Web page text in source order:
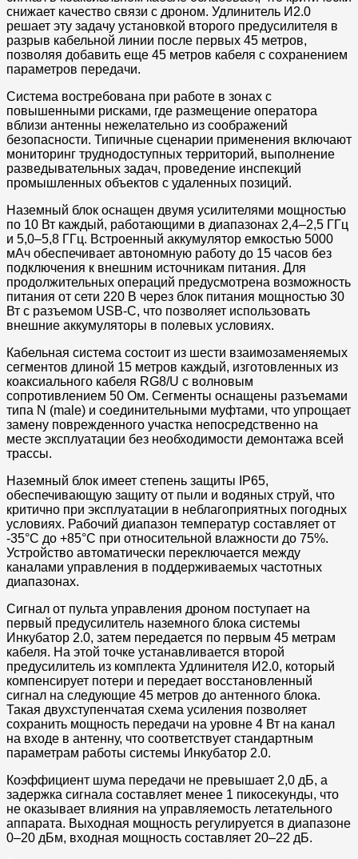
снижает качество связи с дроном. Удлинитель И2.0
решает эту задачу установкой второго предусилителя в
разрыв кабельной линии после первых 45 метров,
позволяя добавить еще 45 метров кабеля с сохранением
параметров передачи.
Система востребована при работе в зонах с
повышенными рисками, где размещение оператора
вблизи антенны нежелательно из соображений
безопасности. Типичные сценарии применения включают
мониторинг труднодоступных территорий, выполнение
разведывательных задач, проведение инспекций
промышленных объектов с удаленных позиций.
Наземный блок оснащен двумя усилителями мощностью
по 10 Вт каждый, работающими в диапазонах 2,4–2,5 ГГц
и 5,0–5,8 ГГц. Встроенный аккумулятор емкостью 5000
мАч обеспечивает автономную работу до 15 часов без
подключения к внешним источникам питания. Для
продолжительных операций предусмотрена возможность
питания от сети 220 В через блок питания мощностью 30
Вт с разъемом USB-C, что позволяет использовать
внешние аккумуляторы в полевых условиях.
Кабельная система состоит из шести взаимозаменяемых
сегментов длиной 15 метров каждый, изготовленных из
коаксиального кабеля RG8/U с волновым
сопротивлением 50 Ом. Сегменты оснащены разъемами
типа N (male) и соединительными муфтами, что упрощает
замену поврежденного участка непосредственно на
месте эксплуатации без необходимости демонтажа всей
трассы.
Наземный блок имеет степень защиты IP65,
обеспечивающую защиту от пыли и водяных струй, что
критично при эксплуатации в неблагоприятных погодных
условиях. Рабочий диапазон температур составляет от
-35°C до +85°C при относительной влажности до 75%.
Устройство автоматически переключается между
каналами управления в поддерживаемых частотных
диапазонах.
Сигнал от пульта управления дроном поступает на
первый предусилитель наземного блока системы
Инкубатор 2.0, затем передается по первым 45 метрам
кабеля. На этой точке устанавливается второй
предусилитель из комплекта Удлинителя И2.0, который
компенсирует потери и передает восстановленный
сигнал на следующие 45 метров до антенного блока.
Такая двухступенчатая схема усиления позволяет
сохранить мощность передачи на уровне 4 Вт на канал
на входе в антенну, что соответствует стандартным
параметрам работы системы Инкубатор 2.0.
Коэффициент шума передачи не превышает 2,0 дБ, а
задержка сигнала составляет менее 1 пикосекунды, что
не оказывает влияния на управляемость летательного
аппарата. Выходная мощность регулируется в диапазоне
0–20 дБм, входная мощность составляет 20–22 дБ.